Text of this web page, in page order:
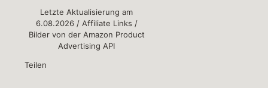
Letzte Aktualisierung am
6.08.2026 / Affiliate Links /
Bilder von der Amazon Product
Advertising API
Teilen